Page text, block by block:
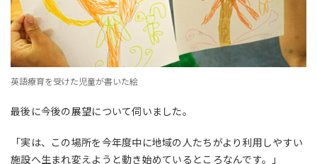
英語療育を受けた児童が書いた絵
最後に今後の展望について伺いました。
「実は、この場所を今年度中に地域の人たちがより利用しやすい
施設へ生まれ変えようと動き始めているところなんです。」